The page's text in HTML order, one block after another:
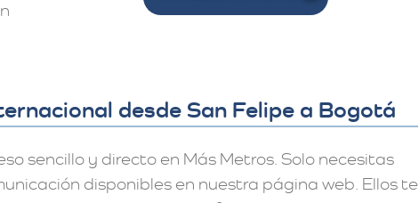
desde San Felipe a Bogotá
sencillo y directo en Más Metros. Solo necesitas
disponibles en nuestra página web. Ellos te